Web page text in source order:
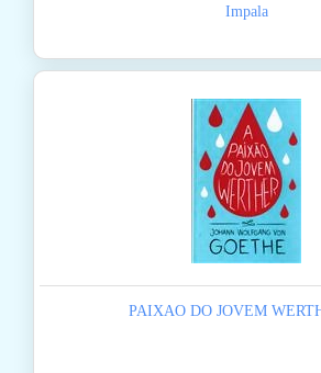
Impala
PAIXAO DO JOVEM